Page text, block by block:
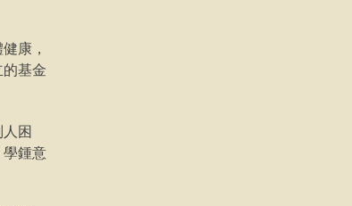
康，
基金
困
學鍾意